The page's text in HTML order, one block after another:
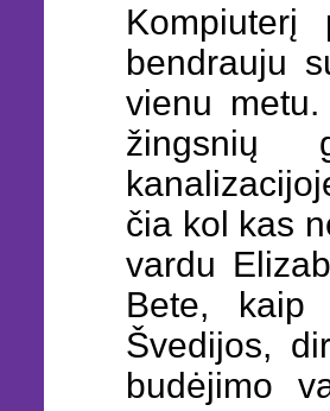
bendrauju
vienu
žingsnių
čia kol kas
vardu
Bete, kaip
Švedijos,
budėjimo